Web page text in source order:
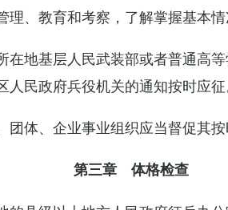
、教育和考察，了解掌握基本情
在地基层人民武装部或者普通高
民政府兵役机关的通知按时应征
体、企业事业组织应当督促其按
第三章 体格检查